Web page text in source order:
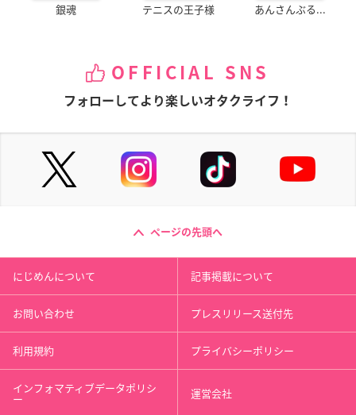
銀魂 テニスの王子様 あんさんぶる...
OFFICIAL SNS
フォローしてより楽しいオタクライフ！
ページの先頭へ
にじめんについて 記事掲載について
お問い合わせ プレスリリース送付先
利用規約 プライバシーポリシー
インフォマティブデータポリシ
ー 運営会社